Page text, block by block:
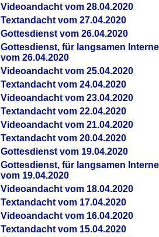
Videoandacht vom 28.04.2020
Textandacht vom 27.04.2020
Gottesdienst vom 26.04.2020
Gottesdienst, für langsamen
vom 26.04.2020
Videoandacht vom 25.04.2020
Textandacht vom 24.04.2020
Videoandacht vom 23.04.2020
Textandacht vom 22.04.2020
Videoandacht vom 21.04.2020
Textandacht vom 20.04.2020
Gottesdienst vom 19.04.2020
Gottesdienst, für langsamen
vom 19.04.2020
Videoandacht vom 18.04.2020
Textandacht vom 17.04.2020
Videoandacht vom 16.04.2020
Textandacht vom 15.04.2020